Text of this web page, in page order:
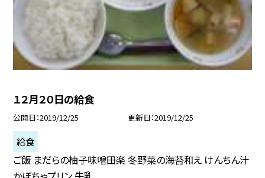
１２月２０日の給食
公開日 2019/12/25 更新日 2019/12/25
給食
ご飯 まだらの柚子味噌田楽 冬野菜の海苔和え けんちん汁